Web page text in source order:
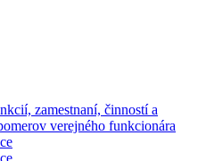
zamestnaní, činností a
verejného funkcionára